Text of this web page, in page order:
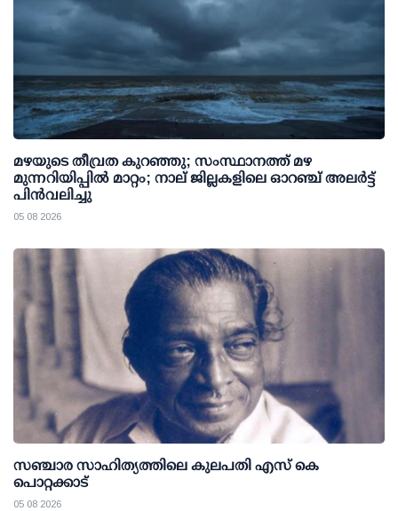
മഴയുടെ തീവ്രത കുറഞ്ഞു; സംസ്ഥാനത്ത് മഴ
മുന്നറിയിപ്പിൽ മാറ്റം; നാല് ജില്ലകളിലെ ഓറഞ്ച് അലർട്ട്
പിൻവലിച്ചു
05 08 2026
സഞ്ചാര സാഹിത്യത്തിലെ കുലപതി എസ് കെ
പൊറ്റക്കാട്
05 08 2026